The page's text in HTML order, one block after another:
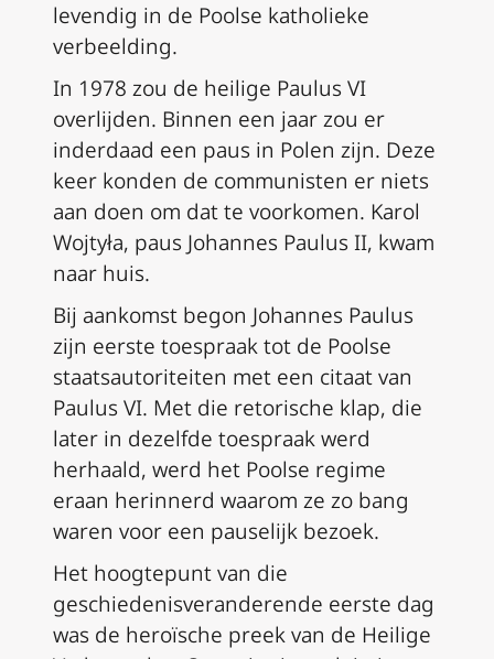
levendig in de Poolse katholieke
verbeelding.
In 1978 zou de heilige Paulus VI
overlijden. Binnen een jaar zou er
inderdaad een paus in Polen zijn. Deze
keer konden de communisten er niets
aan doen om dat te voorkomen. Karol
Wojtyła, paus Johannes Paulus II, kwam
naar huis.
Bij aankomst begon Johannes Paulus
zijn eerste toespraak tot de Poolse
staatsautoriteiten met een citaat van
Paulus VI. Met die retorische klap, die
later in dezelfde toespraak werd
herhaald, werd het Poolse regime
eraan herinnerd waarom ze zo bang
waren voor een pauselijk bezoek.
Het hoogtepunt van die
geschiedenisveranderende eerste dag
was de heroïsche preek van de Heilige